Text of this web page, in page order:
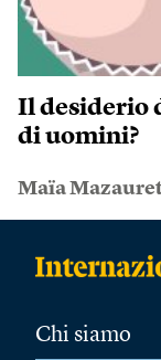
Il desiderio
di uomini?
Maïa
Chi siamo